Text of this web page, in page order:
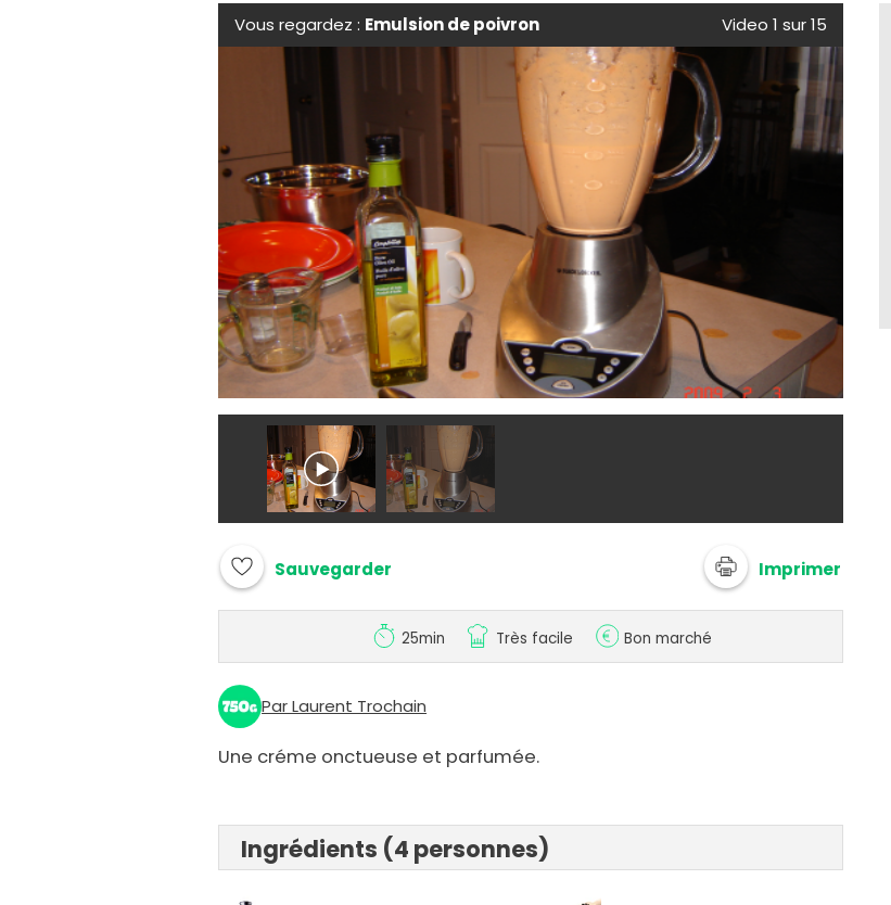
Vous regardez : Emulsion de poivron Video 1 sur 15
Sauvegarder Imprimer
25min Très facile Bon marché
Par Laurent Trochain
Une créme onctueuse et parfumée.
Ingrédients (4 personnes)